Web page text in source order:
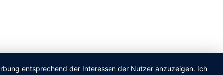
entsprechend der Interessen der Nutzer anzuzeigen. Ich